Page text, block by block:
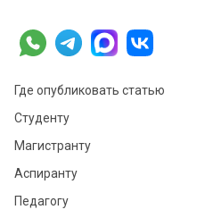
Где опубликовать статью
Студенту
Магистранту
Аспиранту
Педагогу